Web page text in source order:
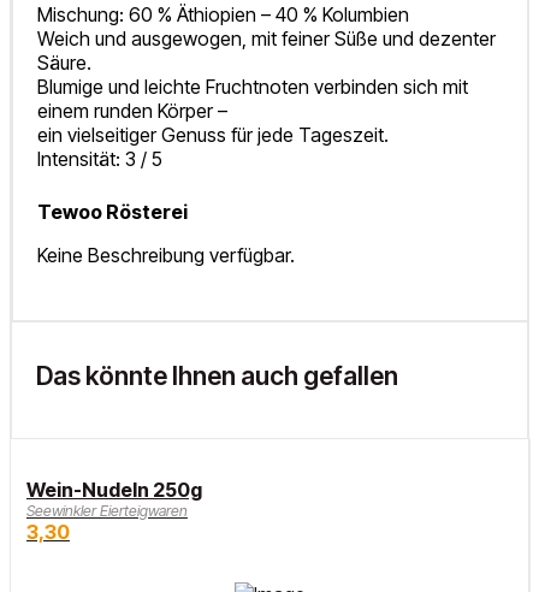
Mischung: 60 % Äthiopien – 40 % Kolumbien
Weich und ausgewogen, mit feiner Süße und dezenter
Säure.
Blumige und leichte Fruchtnoten verbinden sich mit
einem runden Körper –
ein vielseitiger Genuss für jede Tageszeit.
Intensität: 3 / 5
Tewoo Rösterei
Keine Beschreibung verfügbar.
Das könnte Ihnen auch gefallen
Wein-Nudeln 250g
Seewinkler Eierteigwaren
3,30